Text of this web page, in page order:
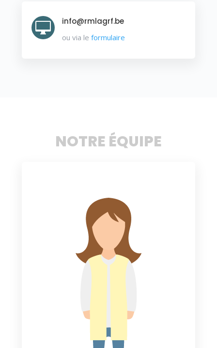
 info@rmlagrf.be
ou via le formulaire
NOTRE ÉQUIPE